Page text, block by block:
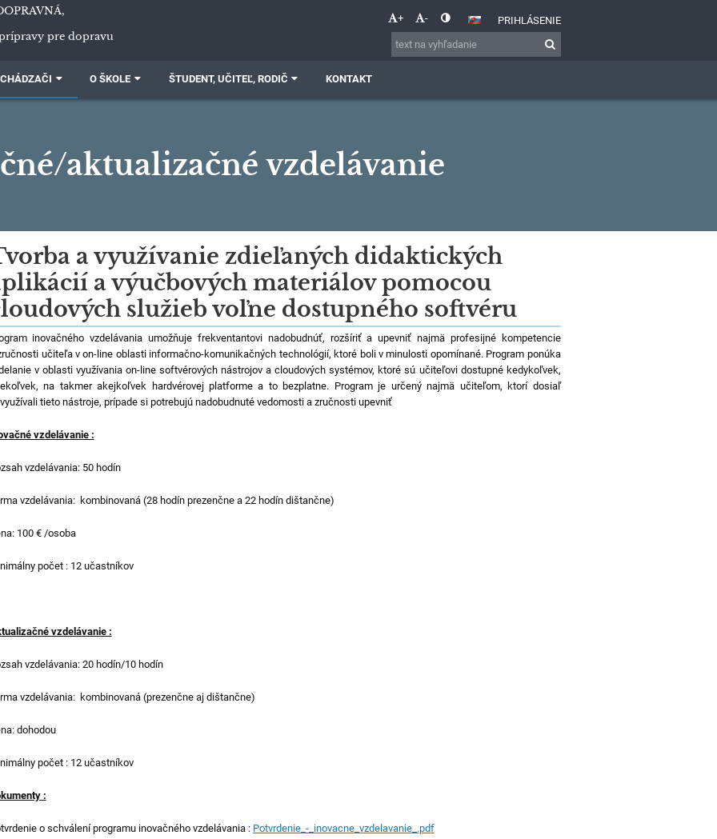
pre dopravu
+ - PRIHLÁSENIE
O ŠKOLE ŠTUDENT, UČITEĽ, RODIČ KONTAKT
aktualizačné vzdelávanie
a využívanie zdieľaných didaktických
a výučbových materiálov pomocou
služieb voľne dostupného softvéru
inovačného vzdelávania umožňuje frekventantovi nadobudnúť, rozšíriť a upevniť najmä profesijné kompetencie
učiteľa v on-line oblasti informačno-komunikačných technológií, ktoré boli v minulosti opomínané. Program ponúka
v oblasti využívania on-line softvérových nástrojov a cloudových systémov, ktoré sú učiteľovi dostupné kedykoľvek,
na takmer akejkoľvek hardvérovej platforme a to bezplatne. Program je určený najmä učiteľom, ktorí dosiaľ
tieto nástroje, prípade si potrebujú nadobudnuté vedomosti a zručnosti upevniť
vzdelávanie :
vzdelávania: 50 hodín
vzdelávania: kombinovaná (28 hodín prezenčne a 22 hodín dištančne)
100 € /osoba
počet : 12 učastníkov
vzdelávanie :
vzdelávania: 20 hodín/10 hodín
vzdelávania: kombinovaná (prezenčne aj dištančne)
dohodou
počet : 12 učastníkov
:
o schválení programu inovačného vzdelávania : Potvrdenie_-_inovacne_vzdelavanie_.pdf